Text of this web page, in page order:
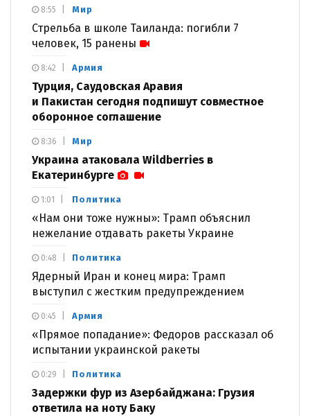
Мир
Стрельба в школе Таиланда: погибли 7
человек, 15 ранены
8:55
Армия
Турция, Саудовская Аравия
и Пакистан сегодня подпишут совместное
оборонное соглашение
8:42
Мир
Украина атаковала Wildberries в
Екатеринбурге
8:36
Политика
«Нам они тоже нужны»: Трамп объяснил
нежелание отдавать ракеты Украине
1:01
Политика
Ядерный Иран и конец мира: Трамп
выступил с жестким предупреждением
0:48
Армия
«Прямое попадание»: Федоров рассказал об
испытании украинской ракеты
0:45
Политика
Задержки фур из Азербайджана: Грузия
ответила на ноту Баку
0:29